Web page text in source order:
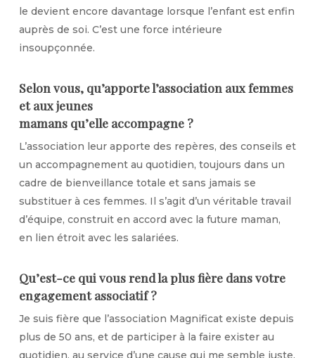
le devient encore davantage lorsque l’enfant est enfin
auprès de soi. C’est une force intérieure
insoupçonnée.
Selon vous, qu’apporte l’association aux femmes
et aux jeunes
mamans qu’elle accompagne ?
L’association leur apporte des repères, des conseils et
un accompagnement au quotidien, toujours dans un
cadre de bienveillance totale et sans jamais se
substituer à ces femmes. Il s’agit d’un véritable travail
d’équipe, construit en accord avec la future maman,
en lien étroit avec les salariées.
Qu’est-ce qui vous rend la plus fière dans votre
engagement associatif ?
Je suis fière que l’association Magnificat existe depuis
plus de 50 ans, et de participer à la faire exister au
quotidien, au service d’une cause qui me semble juste.